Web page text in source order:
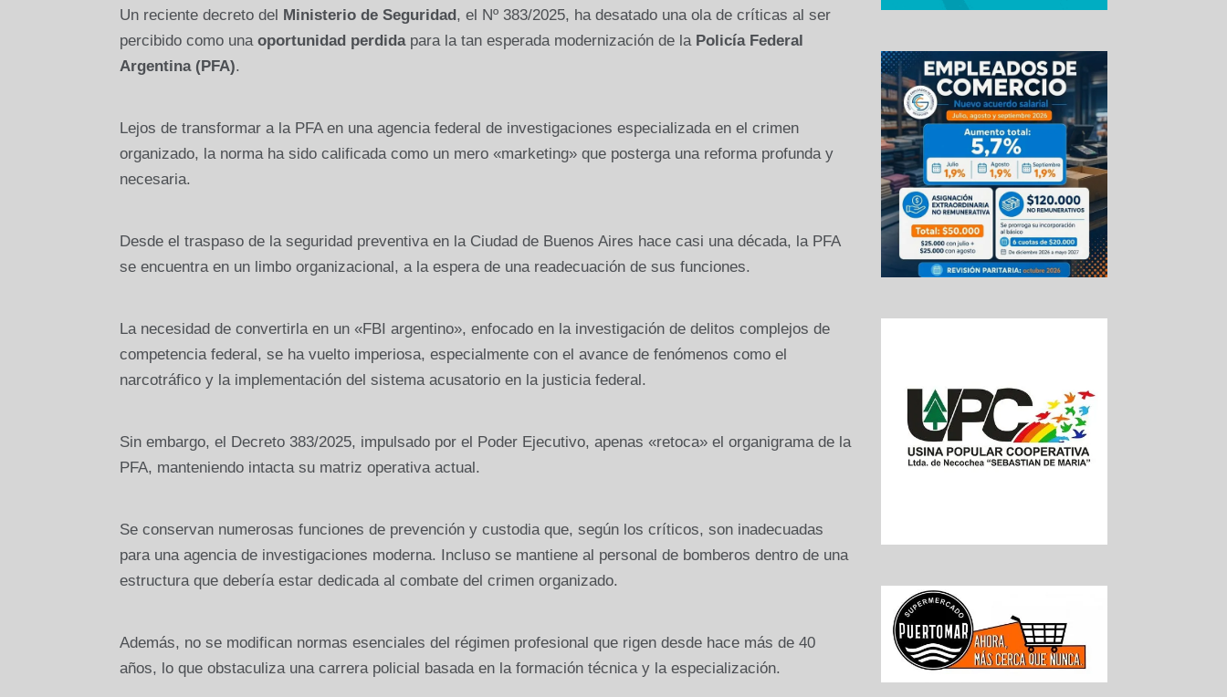
Un reciente decreto del Ministerio de Seguridad , el Nº 383/2025, ha desatado una ola de críticas al ser
percibido como una oportunidad perdidapara la tan esperada modernización de la Policía Federal
Argentina (PFA).
Lejos de transformar a la PFA en una agencia federal de investigaciones especializada en el crimen
organizado, la norma ha sido calificada como un mero «marketing» que posterga una reforma profunda y
necesaria.
Desde el traspaso de la seguridad preventiva en la Ciudad de Buenos Aires hace casi una década, la PFA
se encuentra en un limbo organizacional, a la espera de una readecuación de sus funciones.
La necesidad de convertirla en un «FBI argentino», enfocado en la investigación de delitos complejos de
competencia federal, se ha vuelto imperiosa, especialmente con el avance de fenómenos como el
narcotráfico y la implementación del sistema acusatorio en la justicia federal.
Sin embargo, el Decreto 383/2025, impulsado por el Poder Ejecutivo, apenas «retoca» el organigrama de la
PFA, manteniendo intacta su matriz operativa actual.
Se conservan numerosas funciones de prevención y custodia que, según los críticos, son inadecuadas
para una agencia de investigaciones moderna. Incluso se mantiene al personal de bomberos dentro de una
estructura que debería estar dedicada al combate del crimen organizado.
Además, no se modifican normas esenciales del régimen profesional que rigen desde hace más de 40
años, lo que obstaculiza una carrera policial basada en la formación técnica y la especialización.